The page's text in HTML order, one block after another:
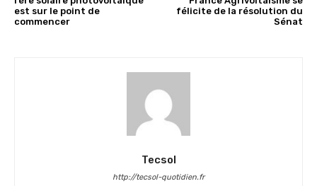
est sur le point de
commencer
félicite de la résolution du
Sénat
Tecsol
http://tecsol-quotidien.fr